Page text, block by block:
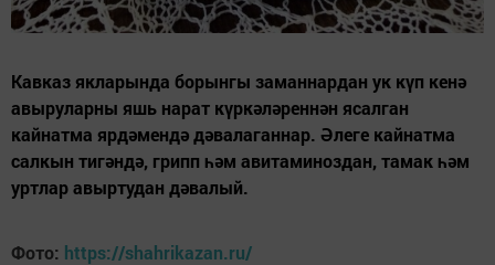
Кавказ якларында борынгы заманнардан ук күп кенә
авыруларны яшь нарат күркәләреннән ясалган
кайнатма ярдәмендә дәвалаганнар. Әлеге кайнатма
салкын тигәндә, грипп һәм авитаминоздан, тамак һәм
уртлар авыртудан дәвалый.
Фото: https://shahrikazan.ru/